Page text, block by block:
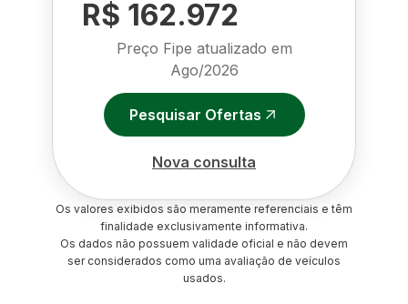
R$ 162.972
Preço Fipe atualizado em
Ago/2026
Pesquisar Ofertas
Nova consulta
Os valores exibidos são meramente referenciais e têm
finalidade exclusivamente informativa.
Os dados não possuem validade oficial e não devem
ser considerados como uma avaliação de veículos
usados.